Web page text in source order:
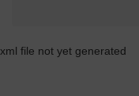
xml file not yet generated